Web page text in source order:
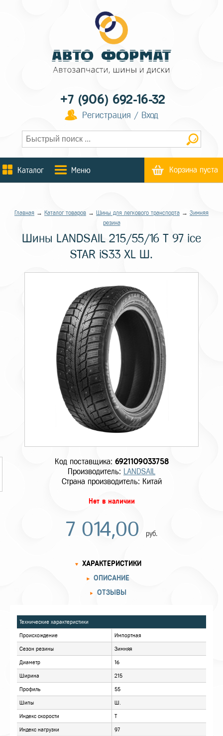
+7 (906) 692-16-32
Регистрация / Вход
Каталог Меню Корзина пуста
Главная → Каталог товаров → Шины для легкового транспорта → Зимняя
резина
Шины LANDSAIL 215/55/16 T 97 ice
STAR iS33 XL Ш.
Код поставщика: 6921109033758
Производитель: LANDSAIL
Страна производитель: Китай
Нет в наличии
7 014,00 руб.
ОПИСАНИЕ
ОТЗЫВЫ